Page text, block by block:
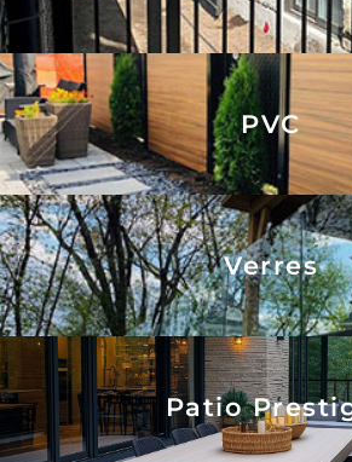
PVC
Verres
Patio